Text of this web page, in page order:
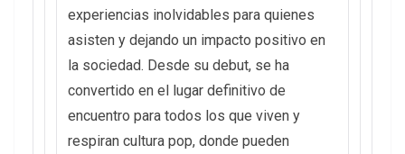
experiencias inolvidables para quienes
asisten y dejando un impacto positivo en
la sociedad. Desde su debut, se ha
convertido en el lugar definitivo de
encuentro para todos los que viven y
respiran cultura pop, donde pueden